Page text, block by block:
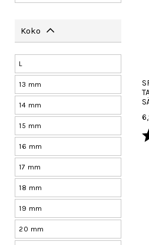
Koko
L
13 mm
14 mm
15 mm
16 mm
17 mm
18 mm
19 mm
20 mm